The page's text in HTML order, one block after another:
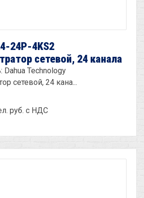
24P-4KS2
сетевой, 24 канала
Dahua Technology
сетевой, 24 кана...
руб. с НДС